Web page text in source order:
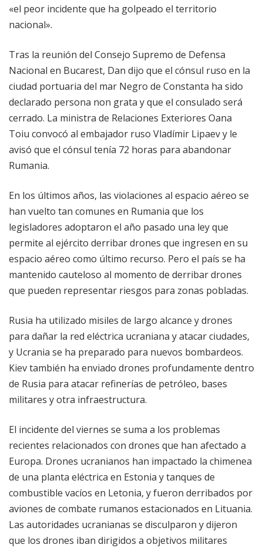
«el peor incidente que ha golpeado el territorio
nacional».
Tras la reunión del Consejo Supremo de Defensa
Nacional en Bucarest, Dan dijo que el cónsul ruso en la
ciudad portuaria del mar Negro de Constanta ha sido
declarado persona non grata y que el consulado será
cerrado. La ministra de Relaciones Exteriores Oana
Toiu convocó al embajador ruso Vladímir Lipaev y le
avisó que el cónsul tenía 72 horas para abandonar
Rumania.
En los últimos años, las violaciones al espacio aéreo se
han vuelto tan comunes en Rumania que los
legisladores adoptaron el año pasado una ley que
permite al ejército derribar drones que ingresen en su
espacio aéreo como último recurso. Pero el país se ha
mantenido cauteloso al momento de derribar drones
que pueden representar riesgos para zonas pobladas.
Rusia ha utilizado misiles de largo alcance y drones
para dañar la red eléctrica ucraniana y atacar ciudades,
y Ucrania se ha preparado para nuevos bombardeos.
Kiev también ha enviado drones profundamente dentro
de Rusia para atacar refinerías de petróleo, bases
militares y otra infraestructura.
El incidente del viernes se suma a los problemas
recientes relacionados con drones que han afectado a
Europa. Drones ucranianos han impactado la chimenea
de una planta eléctrica en Estonia y tanques de
combustible vacíos en Letonia, y fueron derribados por
aviones de combate rumanos estacionados en Lituania.
Las autoridades ucranianas se disculparon y dijeron
que los drones iban dirigidos a objetivos militares